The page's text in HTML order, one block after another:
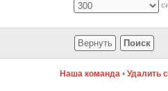
Наша команда • Удалить